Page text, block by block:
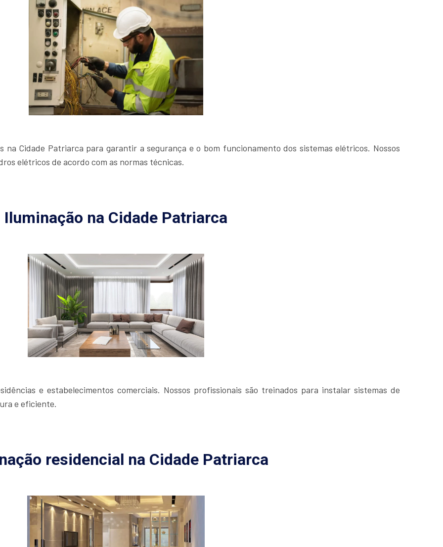
na Cidade Patriarca para garantir a segurança e o bom funcionamento dos sistemas elétricos. Nossos
elétricos de acordo com as normas técnicas.
Iluminação na Cidade Patriarca
e estabelecimentos comerciais. Nossos profissionais são treinados para instalar sistemas de
e eficiente.
residencial na Cidade Patriarca